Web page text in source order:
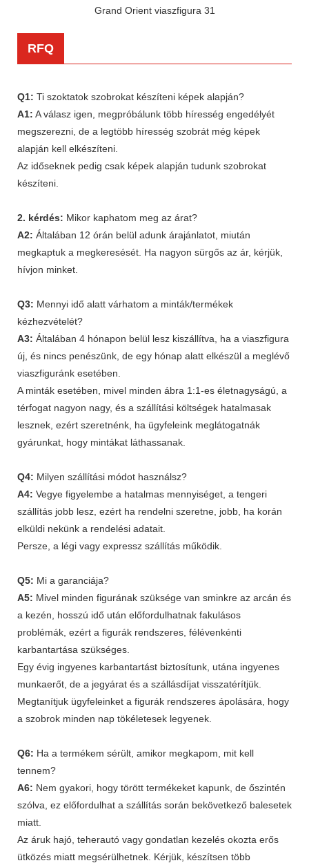
RFQ
Q1: Ti szoktatok szobrokat készíteni képek alapján?
A1: A válasz igen, megpróbálunk több híresség engedélyét
megszerezni, de a legtöbb híresség szobrát még képek
alapján kell elkészíteni.
Az időseknek pedig csak képek alapján tudunk szobrokat
készíteni.
2. kérdés: Mikor kaphatom meg az árat?
A2: Általában 12 órán belül adunk árajánlatot, miután
megkaptuk a megkeresését. Ha nagyon sürgős az ár, kérjük,
hívjon minket.
Q3: Mennyi idő alatt várhatom a minták/termékek
kézhezvételét?
A3: Általában 4 hónapon belül lesz kiszállítva, ha a viaszfigura
új, és nincs penészünk, de egy hónap alatt elkészül a meglévő
viaszfiguránk esetében.
A minták esetében, mivel minden ábra 1:1-es életnagyságú, a
térfogat nagyon nagy, és a szállítási költségek hatalmasak
lesznek, ezért szeretnénk, ha ügyfeleink meglátogatnák
gyárunkat, hogy mintákat láthassanak.
Q4: Milyen szállítási módot használsz?
A4: Vegye figyelembe a hatalmas mennyiséget, a tengeri
szállítás jobb lesz, ezért ha rendelni szeretne, jobb, ha korán
elküldi nekünk a rendelési adatait.
Persze, a légi vagy expressz szállítás működik.
Q5: Mi a garanciája?
A5: Mivel minden figurának szüksége van sminkre az arcán és
a kezén, hosszú idő után előfordulhatnak fakulásos
problémák, ezért a figurák rendszeres, félévenkénti
karbantartása szükséges.
Egy évig ingyenes karbantartást biztosítunk, utána ingyenes
munkaerőt, de a jegyárat és a szállásdíjat visszatérítjük.
Megtanítjuk ügyfeleinket a figurák rendszeres ápolására, hogy
a szobrok minden nap tökéletesek legyenek.
Q6: Ha a termékem sérült, amikor megkapom, mit kell
tennem?
A6: Nem gyakori, hogy törött termékeket kapunk, de őszintén
szólva, ez előfordulhat a szállítás során bekövetkező balesetek
miatt.
Az áruk hajó, teherautó vagy gondatlan kezelés okozta erős
ütközés miatt megsérülhetnek. Kérjük, készítsen több